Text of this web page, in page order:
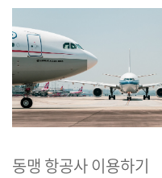
동맹 항공사 이용하기